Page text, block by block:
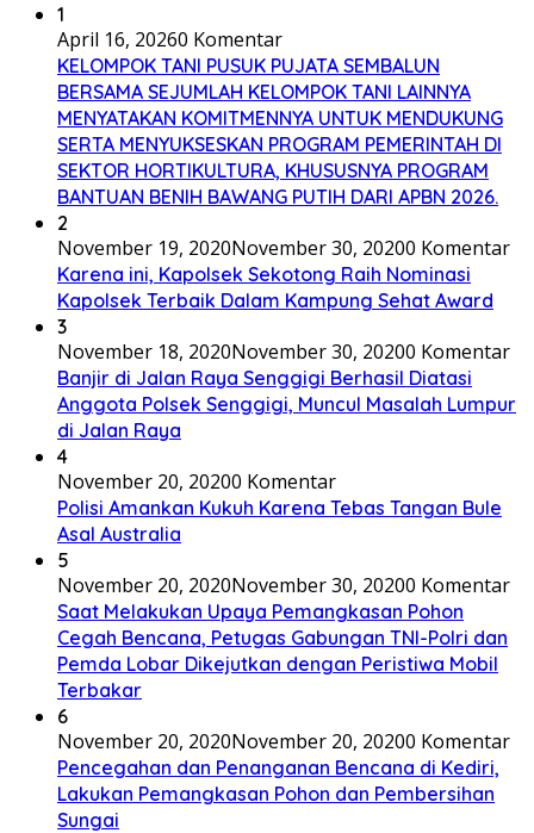
1
April 16, 20260 Komentar
KELOMPOK TANI PUSUK PUJATA SEMBALUN
BERSAMA SEJUMLAH KELOMPOK TANI LAINNYA
MENYATAKAN KOMITMENNYA UNTUK MENDUKUNG
SERTA MENYUKSESKAN PROGRAM PEMERINTAH DI
SEKTOR HORTIKULTURA, KHUSUSNYA PROGRAM
BANTUAN BENIH BAWANG PUTIH DARI APBN 2026.
2
November 19, 2020November 30, 20200 Komentar
Karena ini, Kapolsek Sekotong Raih Nominasi
Kapolsek Terbaik Dalam Kampung Sehat Award
3
November 18, 2020November 30, 20200 Komentar
Banjir di Jalan Raya Senggigi Berhasil Diatasi
Anggota Polsek Senggigi, Muncul Masalah Lumpur
di Jalan Raya
4
November 20, 20200 Komentar
Polisi Amankan Kukuh Karena Tebas Tangan Bule
Asal Australia
5
November 20, 2020November 30, 20200 Komentar
Saat Melakukan Upaya Pemangkasan Pohon
Cegah Bencana, Petugas Gabungan TNI-Polri dan
Pemda Lobar Dikejutkan dengan Peristiwa Mobil
Terbakar
6
November 20, 2020November 20, 20200 Komentar
Pencegahan dan Penanganan Bencana di Kediri,
Lakukan Pemangkasan Pohon dan Pembersihan
Sungai